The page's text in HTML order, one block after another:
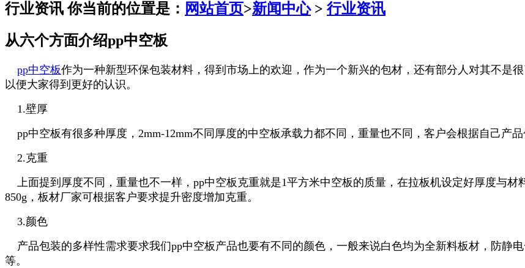
行业资讯你当前的位置是： 网站首页>新闻中心> 行业资讯
从六个方面介绍pp中空板
pp中空板作为一种新型环保包装材料，得到市场上的欢迎，作为一个新兴的包材，还有部分人对其不是
以便大家得到更好的认识。
1.壁厚
pp中空板有很多种厚度，2mm-12mm不同厚度的中空板承载力都不同，重量也不同，客户会根据自己产
2.克重
上面提到厚度不同，重量也不一样，pp中空板克重就是1平方米中空板的质量，在拉板机设定好厚度与材
850g，板材厂家可根据客户要求提升密度增加克重。
3.颜色
产品包装的多样性需求要求我们pp中空板产品也要有不同的颜色，一般来说白色均为全新料板材，防静
等。